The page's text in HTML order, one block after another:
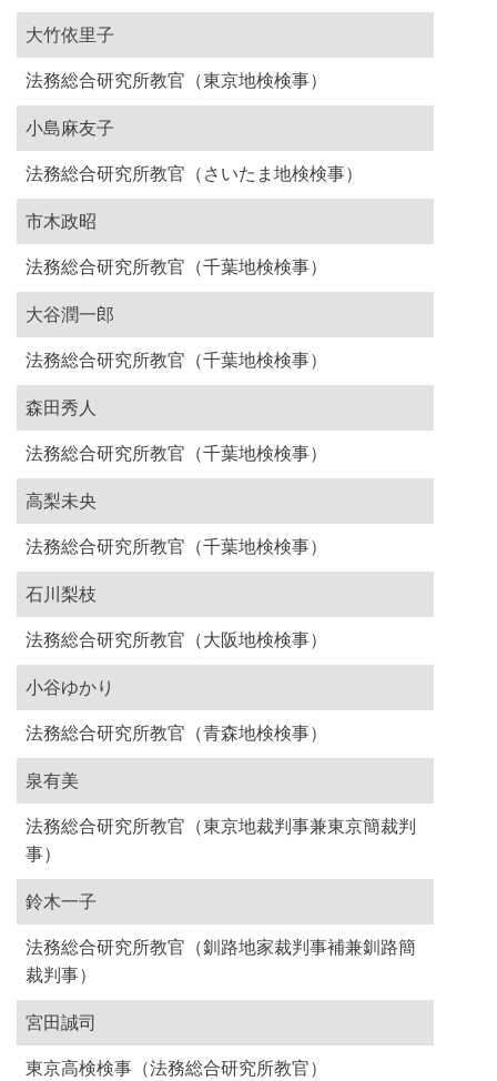
大竹依里子
法務総合研究所教官（東京地検検事）
小島麻友子
法務総合研究所教官（さいたま地検検事）
市木政昭
法務総合研究所教官（千葉地検検事）
大谷潤一郎
法務総合研究所教官（千葉地検検事）
森田秀人
法務総合研究所教官（千葉地検検事）
高梨未央
法務総合研究所教官（千葉地検検事）
石川梨枝
法務総合研究所教官（大阪地検検事）
小谷ゆかり
法務総合研究所教官（青森地検検事）
泉有美
法務総合研究所教官（東京地裁判事兼東京簡裁判
事）
鈴木一子
法務総合研究所教官（釧路地家裁判事補兼釧路簡
裁判事）
宮田誠司
東京高検検事（法務総合研究所教官）